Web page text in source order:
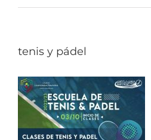
tenis y pádel